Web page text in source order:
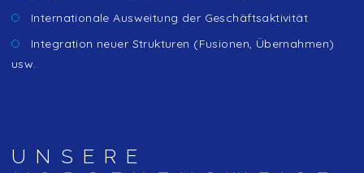
Internationale Ausweitung der Geschäftsaktivität
Integration neuer Strukturen (Fusionen, Übernahmen)
usw.
UNSERE